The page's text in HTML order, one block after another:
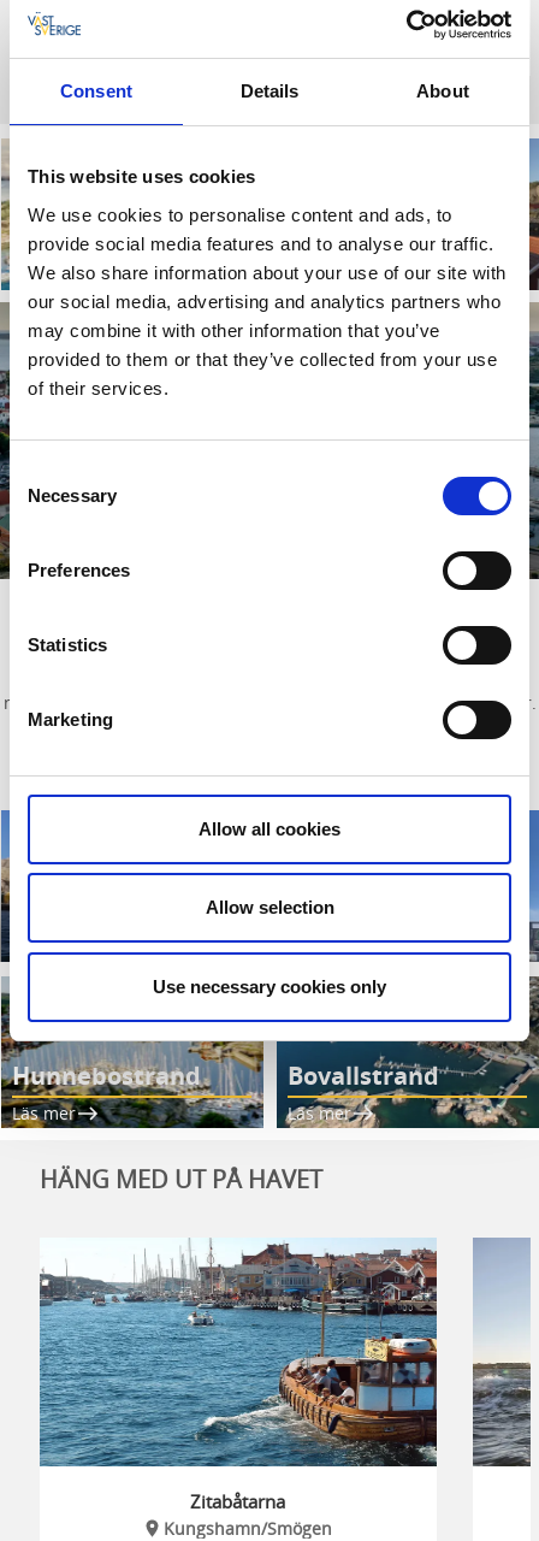
Consent Details About
This website uses cookies
We use cookies to personalise content and ads, to
provide social media features and to analyse our traffic.
We also share information about your use of our site with
our social media, advertising and analytics partners who
may combine it with other information that you’ve
provided to them or that they’ve collected from your use
of their services.
Consent
Selection
Necessary
Preferences
Statistics
Marketing
Allow all cookies
Allow selection
Use necessary cookies only
Malmön
Läs mer
Hovenäset
Läs mer
Många vackra orter i Sotenäs
nämner orterna som ingår i kommunen så vet de flesta var det är.
Här kan du läsa mer om dem alla, från Malmön i söder till
Läs mer
Väjern
Läs mer
Hunnebostrand
Läs mer
Bovallstrand
Läs mer
HÄNG MED UT PÅ HAVET
Zitabåtarna
Kungshamn/Smögen